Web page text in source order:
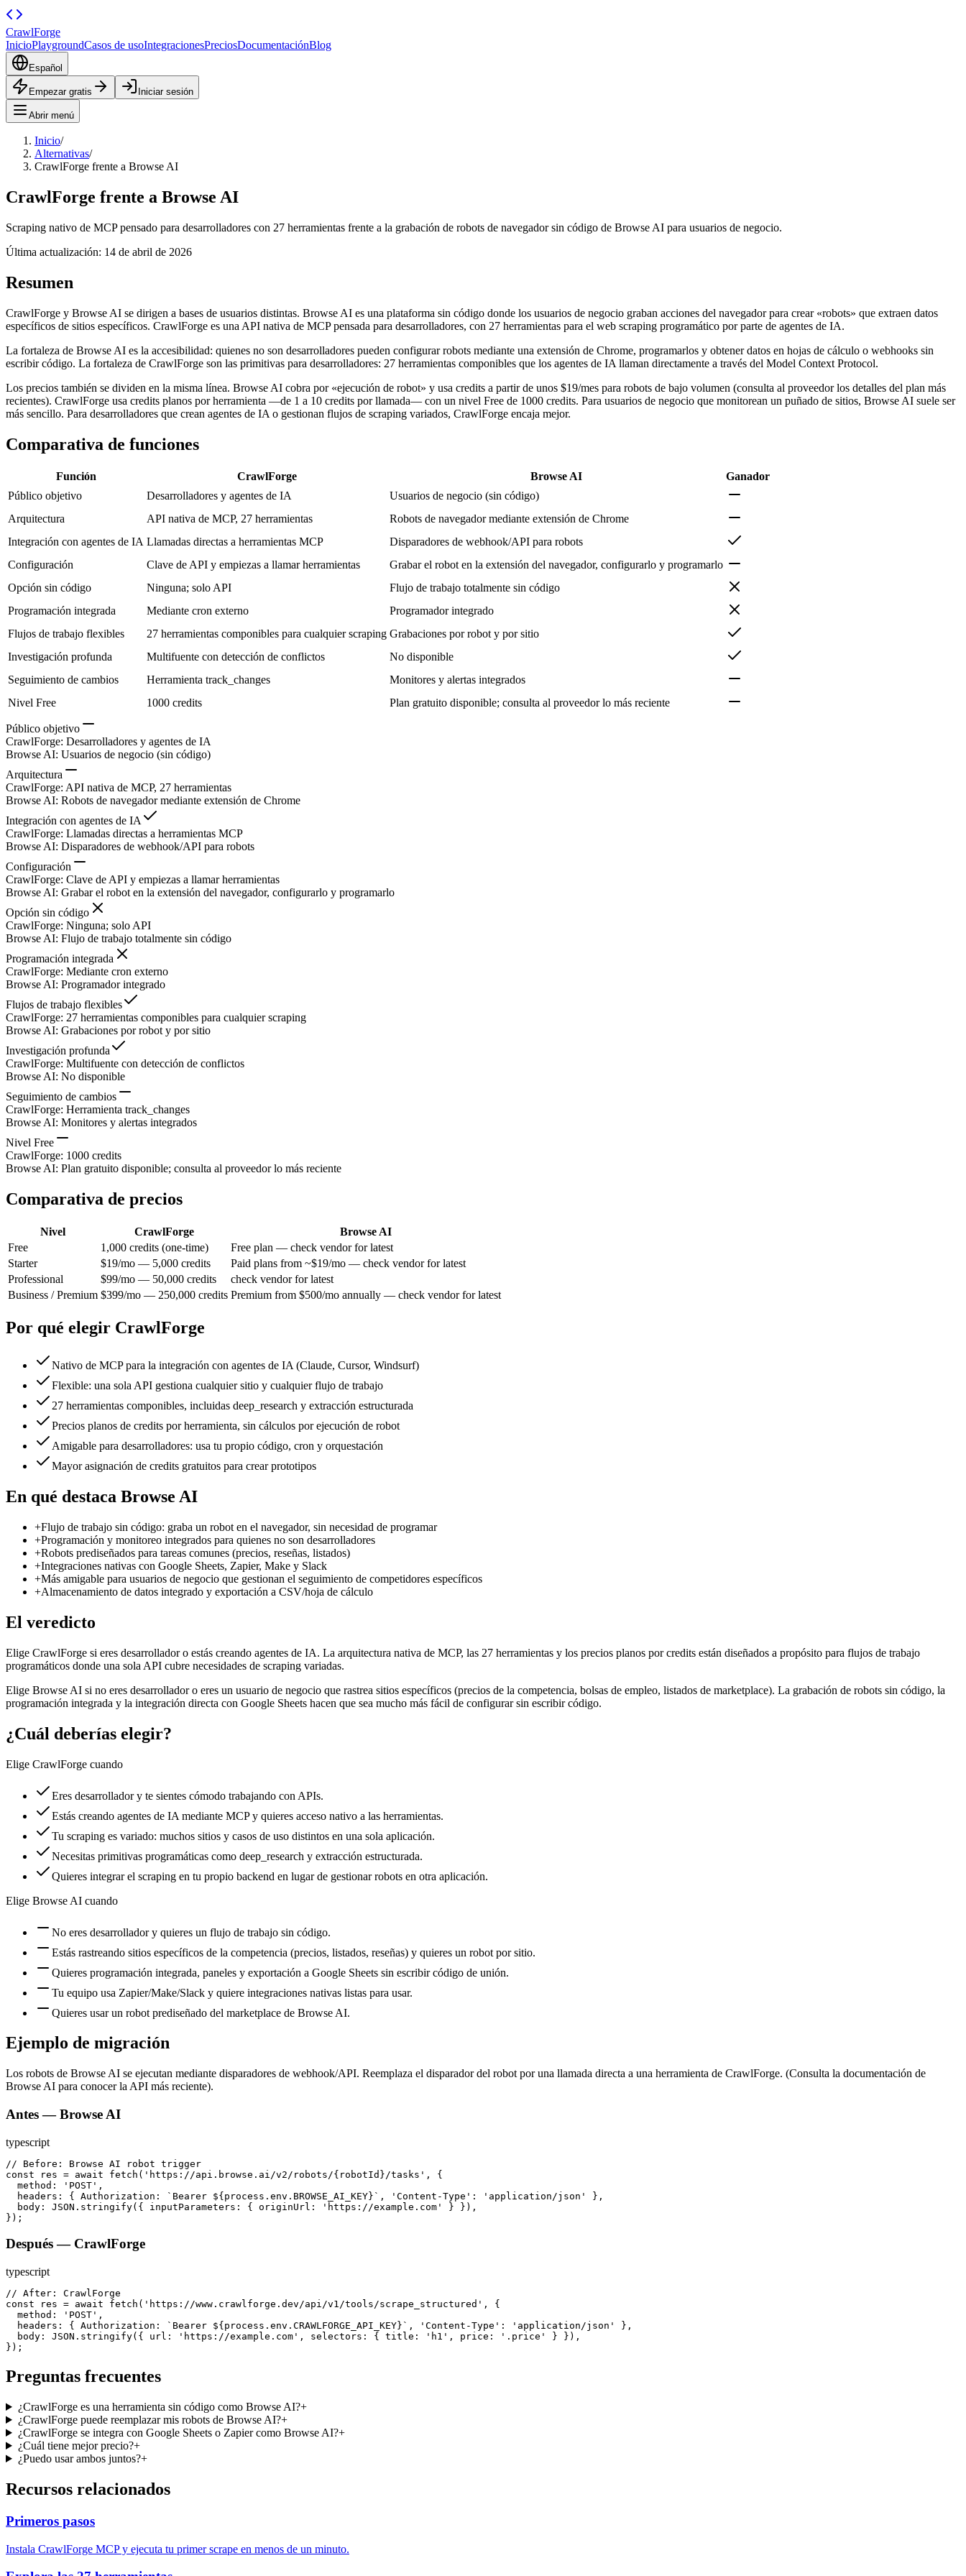
CrawlForge
InicioPlaygroundCasos de usoIntegracionesPreciosDocumentaciónBlog
Español
Empezar gratis Iniciar sesión
Abrir menú
Inicio/
Alternativas/
CrawlForge frente a Browse AI
CrawlForge frente a Browse AI
Scraping nativo de MCP pensado para desarrolladores con 27 herramientas frente a la grabación de robots de navegador sin código de Browse AI para usuarios de negocio.
Última actualización: 14 de abril de 2026
Resumen
CrawlForge y Browse AI se dirigen a bases de usuarios distintas. Browse AI es una plataforma sin código donde los usuarios de negocio graban acciones del navegador para crear «robots» que extraen datos
específicos de sitios específicos. CrawlForge es una API nativa de MCP pensada para desarrolladores, con 27 herramientas para el web scraping programático por parte de agentes de IA.
La fortaleza de Browse AI es la accesibilidad: quienes no son desarrolladores pueden configurar robots mediante una extensión de Chrome, programarlos y obtener datos en hojas de cálculo o webhooks sin
escribir código. La fortaleza de CrawlForge son las primitivas para desarrolladores: 27 herramientas componibles que los agentes de IA llaman directamente a través del Model Context Protocol.
Los precios también se dividen en la misma línea. Browse AI cobra por «ejecución de robot» y usa credits a partir de unos $19/mes para robots de bajo volumen (consulta al proveedor los detalles del plan más
recientes). CrawlForge usa credits planos por herramienta —de 1 a 10 credits por llamada— con un nivel Free de 1000 credits. Para usuarios de negocio que monitorean un puñado de sitios, Browse AI suele ser
más sencillo. Para desarrolladores que crean agentes de IA o gestionan flujos de scraping variados, CrawlForge encaja mejor.
Comparativa de funciones
Función CrawlForge Browse AI
Ganador
Público objetivo
Desarrolladores y agentes de IA
Usuarios de negocio (sin código)
Arquitectura
API nativa de MCP, 27 herramientas
Robots de navegador mediante extensión de Chrome
Integración con agentes de IA Llamadas directas a herramientas MCP
Disparadores de webhook/API para robots
Configuración
Clave de API y empiezas a llamar herramientas
Grabar el robot en la extensión del navegador, configurarlo y programarlo
Opción sin código
Ninguna; solo API
Flujo de trabajo totalmente sin código
Programación integrada
Mediante cron externo
Programador integrado
Flujos de trabajo flexibles
27 herramientas componibles para cualquier scraping Grabaciones por robot y por sitio
Investigación profunda
Multifuente con detección de conflictos
No disponible
Seguimiento de cambios
Herramienta track_changes
Monitores y alertas integrados
Nivel Free
1000 credits Plan gratuito disponible; consulta al proveedor lo más reciente
Público objetivo
CrawlForge: Desarrolladores y agentes de IA
Browse AI: Usuarios de negocio (sin código)
Arquitectura
CrawlForge: API nativa de MCP, 27 herramientas
Browse AI: Robots de navegador mediante extensión de Chrome
Integración con agentes de IA
CrawlForge: Llamadas directas a herramientas MCP
Browse AI: Disparadores de webhook/API para robots
Configuración
CrawlForge: Clave de API y empiezas a llamar herramientas
Browse AI: Grabar el robot en la extensión del navegador, configurarlo y programarlo
Opción sin código
CrawlForge: Ninguna; solo API
Browse AI: Flujo de trabajo totalmente sin código
Programación integrada
CrawlForge: Mediante cron externo
Browse AI: Programador integrado
Flujos de trabajo flexibles
CrawlForge: 27 herramientas componibles para cualquier scraping
Browse AI: Grabaciones por robot y por sitio
Investigación profunda
CrawlForge: Multifuente con detección de conflictos
Browse AI: No disponible
Seguimiento de cambios
CrawlForge: Herramienta track_changes
Browse AI: Monitores y alertas integrados
Nivel Free
CrawlForge: 1000 credits
Browse AI: Plan gratuito disponible; consulta al proveedor lo más reciente
Comparativa de precios
Nivel CrawlForge
Browse AI
Free
1,000 credits (one-time)
Free plan — check vendor for latest
Starter
$19/mo — 5,000 credits
Paid plans from ~$19/mo — check vendor for latest
Professional
$99/mo — 50,000 credits
check vendor for latest
Business / Premium $399/mo — 250,000 credits Premium from $500/mo annually — check vendor for latest
Por qué elegir CrawlForge
Nativo de MCP para la integración con agentes de IA (Claude, Cursor, Windsurf)
Flexible: una sola API gestiona cualquier sitio y cualquier flujo de trabajo
27 herramientas componibles, incluidas deep_research y extracción estructurada
Precios planos de credits por herramienta, sin cálculos por ejecución de robot
Amigable para desarrolladores: usa tu propio código, cron y orquestación
Mayor asignación de credits gratuitos para crear prototipos
En qué destaca Browse AI
+Flujo de trabajo sin código: graba un robot en el navegador, sin necesidad de programar
+Programación y monitoreo integrados para quienes no son desarrolladores
+Robots prediseñados para tareas comunes (precios, reseñas, listados)
+Integraciones nativas con Google Sheets, Zapier, Make y Slack
+Más amigable para usuarios de negocio que gestionan el seguimiento de competidores específicos
+Almacenamiento de datos integrado y exportación a CSV/hoja de cálculo
El veredicto
Elige CrawlForge si eres desarrollador o estás creando agentes de IA. La arquitectura nativa de MCP, las 27 herramientas y los precios planos por credits están diseñados a propósito para flujos de trabajo
programáticos donde una sola API cubre necesidades de scraping variadas.
Elige Browse AI si no eres desarrollador o eres un usuario de negocio que rastrea sitios específicos (precios de la competencia, bolsas de empleo, listados de marketplace). La grabación de robots sin código, la
programación integrada y la integración directa con Google Sheets hacen que sea mucho más fácil de configurar sin escribir código.
¿Cuál deberías elegir?
Elige CrawlForge cuando
Eres desarrollador y te sientes cómodo trabajando con APIs.
Estás creando agentes de IA mediante MCP y quieres acceso nativo a las herramientas.
Tu scraping es variado: muchos sitios y casos de uso distintos en una sola aplicación.
Necesitas primitivas programáticas como deep_research y extracción estructurada.
Quieres integrar el scraping en tu propio backend en lugar de gestionar robots en otra aplicación.
Elige Browse AI cuando
No eres desarrollador y quieres un flujo de trabajo sin código.
Estás rastreando sitios específicos de la competencia (precios, listados, reseñas) y quieres un robot por sitio.
Quieres programación integrada, paneles y exportación a Google Sheets sin escribir código de unión.
Tu equipo usa Zapier/Make/Slack y quiere integraciones nativas listas para usar.
Quieres usar un robot prediseñado del marketplace de Browse AI.
Ejemplo de migración
Los robots de Browse AI se ejecutan mediante disparadores de webhook/API. Reemplaza el disparador del robot por una llamada directa a una herramienta de CrawlForge. (Consulta la documentación de
Browse AI para conocer la API más reciente).
Antes — Browse AI
typescript
// Before: Browse AI robot trigger
const res = await fetch('https://api.browse.ai/v2/robots/{robotId}/tasks', {
  method: 'POST',
  headers: { Authorization: `Bearer ${process.env.BROWSE_AI_KEY}`, 'Content-Type': 'application/json' },
  body: JSON.stringify({ inputParameters: { originUrl: 'https://example.com' } }),
});
Después — CrawlForge
typescript
// After: CrawlForge
const res = await fetch('https://www.crawlforge.dev/api/v1/tools/scrape_structured', {
  method: 'POST',
  headers: { Authorization: `Bearer ${process.env.CRAWLFORGE_API_KEY}`, 'Content-Type': 'application/json' },
  body: JSON.stringify({ url: 'https://example.com', selectors: { title: 'h1', price: '.price' } }),
});
Preguntas frecuentes
¿CrawlForge es una herramienta sin código como Browse AI?+
¿CrawlForge puede reemplazar mis robots de Browse AI?+
¿CrawlForge se integra con Google Sheets o Zapier como Browse AI?+
¿Cuál tiene mejor precio?+
¿Puedo usar ambos juntos?+
Recursos relacionados
Primeros pasos
Instala CrawlForge MCP y ejecuta tu primer scrape en menos de un minuto.